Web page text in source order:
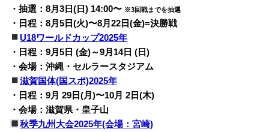
・抽選：8月3日(日) 14:00〜 ※3回戦までを抽選
・日程：8月5日(火)〜8月22日(金)=決勝戦
U18ワールドカップ2025年
・日程：9月5日 (金)～9月14日 (日)
・会場：沖縄・セルラースタジアム
滋賀国体(国スポ)2025年
・日程：9月 29日(月)〜10月 2日(木)
・会場：滋賀県・皇子山
秋季九州大会2025年(会場：宮崎)